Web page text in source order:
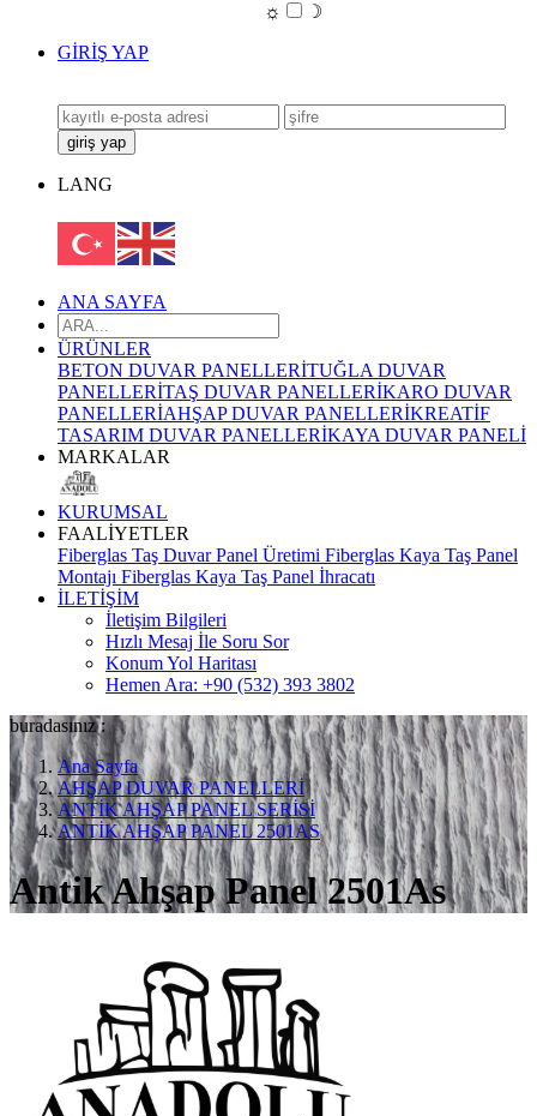
☼
☽
GİRİŞ YAP
LANG
ANA SAYFA
ÜRÜNLER
BETON DUVAR PANELLERİTUĞLA DUVAR
PANELLERİTAŞ DUVAR PANELLERİKARO DUVAR
PANELLERİAHŞAP DUVAR PANELLERİKREATİF
TASARIM DUVAR PANELLERİKAYA DUVAR PANELİ
MARKALAR
KURUMSAL
FAALİYETLER
Fiberglas Taş Duvar Panel Üretimi Fiberglas Kaya Taş Panel
Montajı Fiberglas Kaya Taş Panel İhracatı
İLETİŞİM
İletişim Bilgileri
Hızlı Mesaj İle Soru Sor
Konum Yol Haritası
Hemen Ara: +90 (532) 393 3802
buradasınız :
Ana Sayfa
AHŞAP DUVAR PANELLERİ
ANTİK AHŞAP PANEL SERİSİ
ANTİK AHŞAP PANEL 2501AS
Antik Ahşap Panel 2501As